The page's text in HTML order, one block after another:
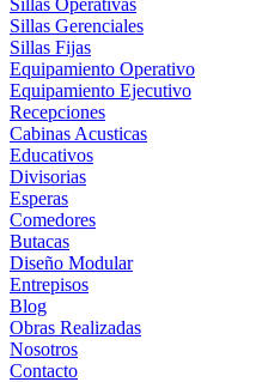
Sillas Operativas
Sillas Gerenciales
Sillas Fijas
Equipamiento Operativo
Equipamiento Ejecutivo
Recepciones
Cabinas Acusticas
Educativos
Divisorias
Esperas
Comedores
Butacas
Diseño Modular
Entrepisos
Blog
Obras Realizadas
Nosotros
Contacto